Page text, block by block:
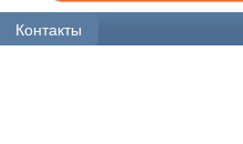
Контакты